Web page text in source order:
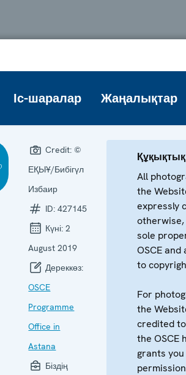
Іс-шаралар Жаңалықтар
Credit: ©
ЕҚЫҰ/Бибігүл
Избаир
ID:427145
Күні:2
August 2019
Дереккөз:
OSCE
Programme
Office in
Astana
Біздің
All
the
expressly
sole
OSCE
to
For
the
credited
the OSCE
grants you